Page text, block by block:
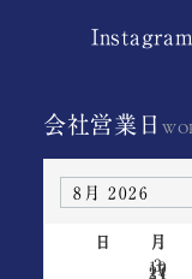
Instagram
会社営業日
日 月
3
10
17
24
31